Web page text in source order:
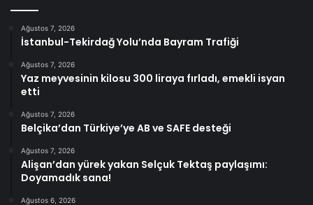
Ağustos 7, 2026
İstanbul-Tekirdağ Yolu’nda Bayram Trafiği
Ağustos 7, 2026
Yaz meyvesinin kilosu 300 liraya fırladı, emekli isyan
etti
Ağustos 7, 2026
Belçika’dan Türkiye’ye AB ve SAFE desteği
Ağustos 7, 2026
Alişan’dan yürek yakan Selçuk Tektaş paylaşımı:
Doyamadık sana!
Ağustos 6, 2026